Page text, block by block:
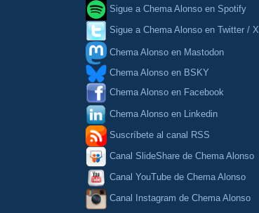
Sigue a Chema Alonso en Spotify
Sigue a Chema Alonso en Twitter / X
Chema Alonso en Mastodon
Chema Alonso en BSKY
Chema Alonso en Facebook
Chema Alonso en Linkedin
Suscríbete al canal RSS
Canal SlideShare de Chema Alonso
Canal YouTube de Chema Alonso
Canal Instagram de Chema Alonso